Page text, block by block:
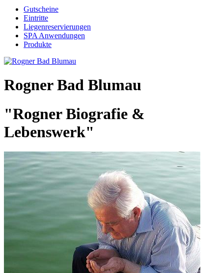
Gutscheine
Eintritte
Liegenreservierungen
SPA Anwendungen
Produkte
Rogner Bad Blumau
"Rogner Biografie &
Lebenswerk"